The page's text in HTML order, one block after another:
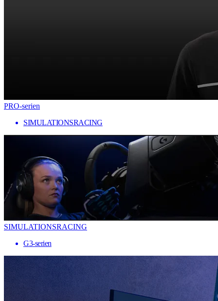
PRO-serien
SIMULATIONSRACING
SIMULATIONSRACING
G3-serien